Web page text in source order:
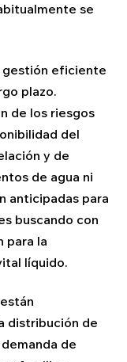
se
gestión eficiente
plazo.
de los riesgos
del
y de
de agua ni
anticipadas para
buscando con
para la
líquido.
distribución de
de